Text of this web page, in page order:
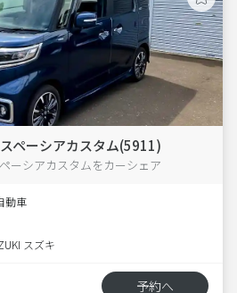
ペーシアカスタム(5911)
ーシアカスタムをカーシェア
動車
スズキ
予約へ